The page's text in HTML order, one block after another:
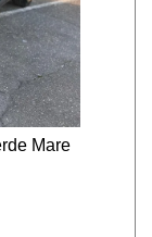
finalità e
dei
cui
diritti da
dei dati
funzionale
o servizi e
di
Mare